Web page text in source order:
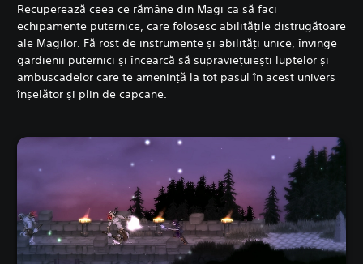
Recuperează ceea ce rămâne din Magi ca să faci
echipamente puternice, care folosesc abilitățile distrugătoare
ale Magilor. Fă rost de instrumente și abilități unice, învinge
gardienii puternici și încearcă să supraviețuiești luptelor și
ambuscadelor care te amenință la tot pasul în acest univers
înșelător și plin de capcane.